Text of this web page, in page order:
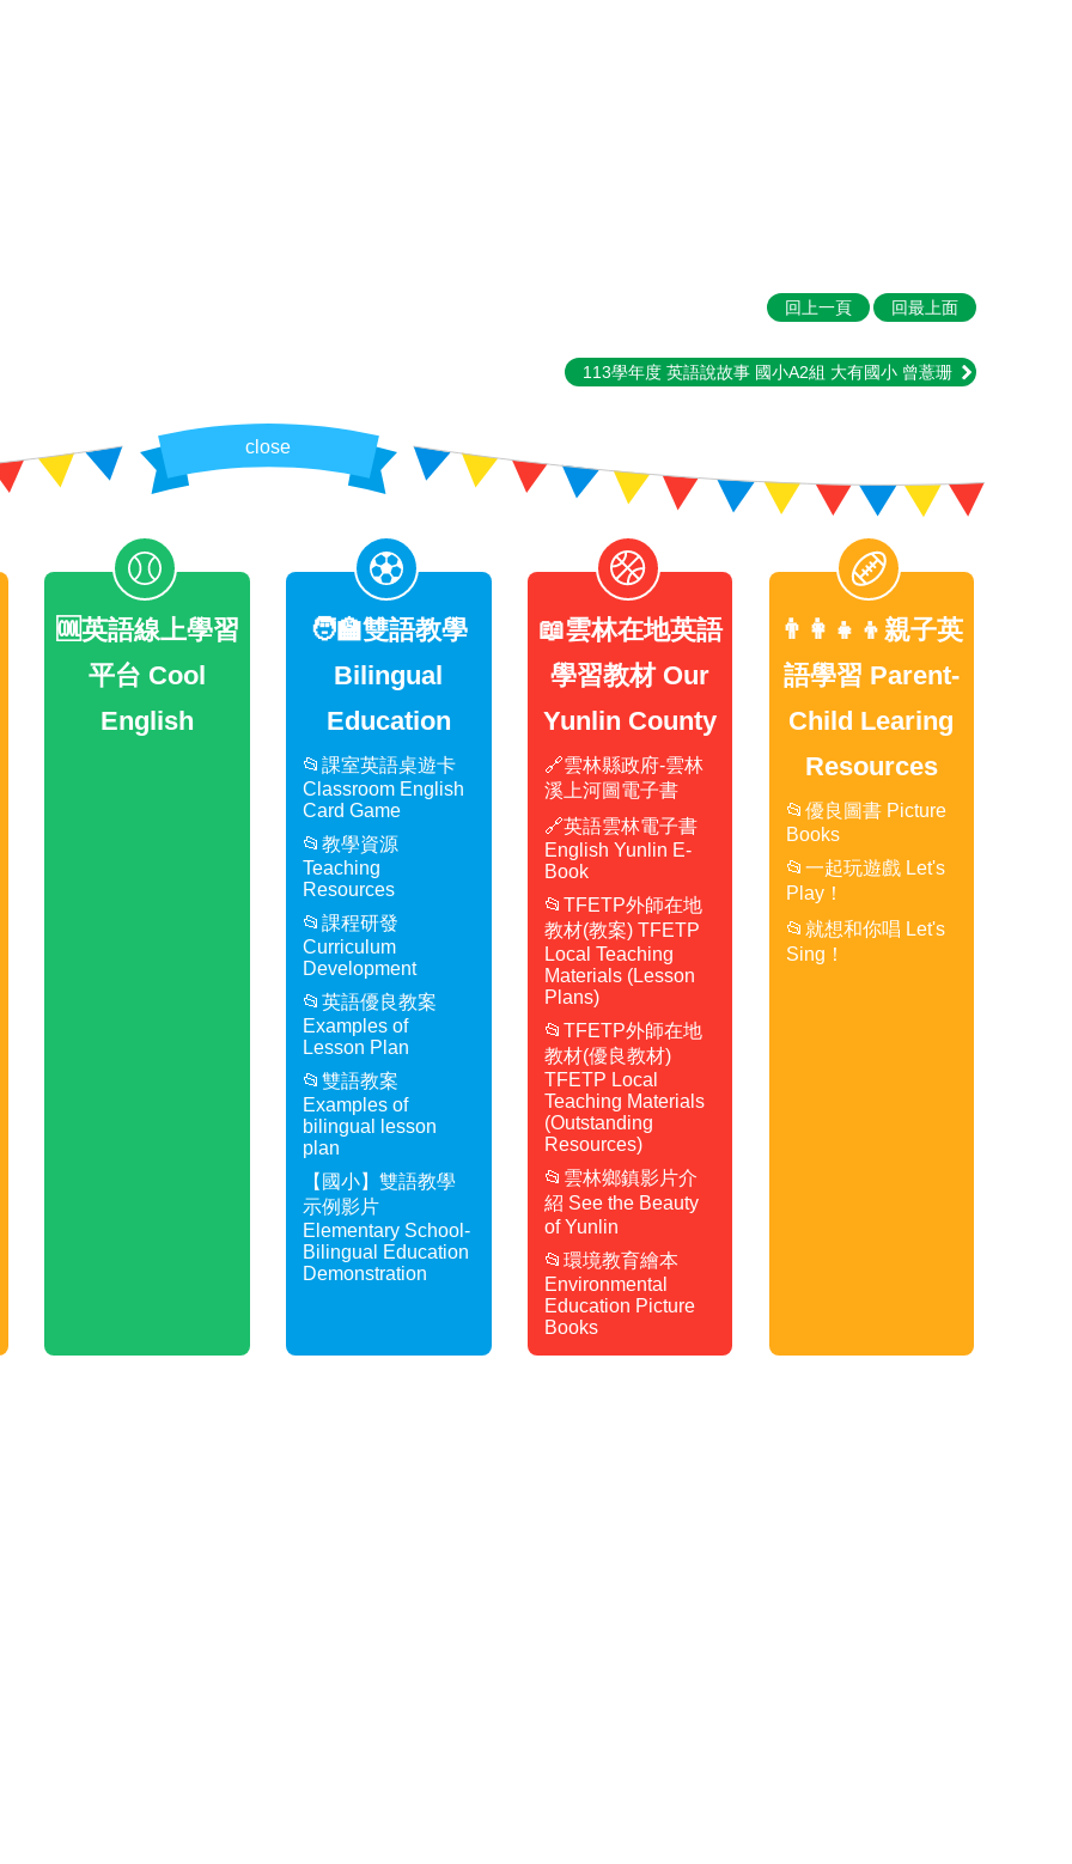
回上一頁 回最上面
113學年度 英語說故事 國小A2組 大有國小 曾薏珊
close
🆒英語線上學習
平台 Cool
English
🧑‍🏫雙語教學
Bilingual
Education
📂課室英語桌遊卡
Classroom English
Card Game
📂教學資源
Teaching
Resources
📂課程研發
Curriculum
Development
📂英語優良教案
Examples of
Lesson Plan
📂雙語教案
Examples of
bilingual lesson
plan
【國小】雙語教學
示例影片
Elementary School-
Bilingual Education
Demonstration
📖雲林在地英語
學習教材 Our
Yunlin County
🔗雲林縣政府-雲林
溪上河圖電子書
🔗英語雲林電子書
English Yunlin E-
Book
📂TFETP外師在地
教材(教案) TFETP
Local Teaching
Materials (Lesson
Plans)
📂TFETP外師在地
教材(優良教材)
TFETP Local
Teaching Materials
(Outstanding
Resources)
📂雲林鄉鎮影片介
紹 See the Beauty
of Yunlin
📂環境教育繪本
Environmental
Education Picture
Books
👨‍👩‍👧‍👦親子英
語學習 Parent-
Child Learing
Resources
📂優良圖書 Picture
Books
📂一起玩遊戲 Let's
Play！
📂就想和你唱 Let's
Sing！